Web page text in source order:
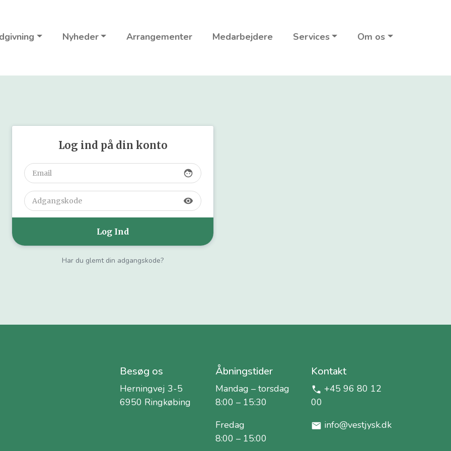
Nyheder Arrangementer Medarbejdere Services Om os
Log ind på din konto
face
visibility
Har du glemt din adgangskode?
Besøg os
Herningvej 3-5
6950 Ringkøbing
Åbningstider
Mandag – torsdag
8:00 – 15:30
Fredag
8:00 – 15:00
Kontakt
+45 96 80 12
00
info@vestjysk.dk